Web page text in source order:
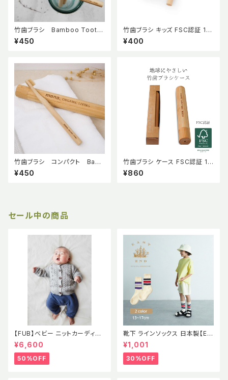
竹歯ブラシ Bamboo Tooth
brush 【mana.ORGANIC LIVI
NG】
¥450
竹歯ブラシ キッズ FSC認証 10
0% オーガニック【mana. ORG
ANIC LIVING】
¥400
竹歯ブラシ コンパクト Bam
boo Toothbrush 【mana. O
RGANIC LIVING】
¥450
竹歯ブラシ ケース FSC認証 10
0% オーガニック 【mana.ORG
ANIC LIVING】 歯ブラシケース
¥860
セール中の商品
【FUB】べビー ニットカーディガ
ン ポンポン ポップコーン セー
ター ラムウール エコテックス認
証 2021AWBABY LAMBWOO
L CARDIGAN GRAY MELAN
¥6,600
50%OFF
靴下 ラインソックス 日本製【EE
H】イーストエンドハイランダー
ズ
¥1,001
30%OFF